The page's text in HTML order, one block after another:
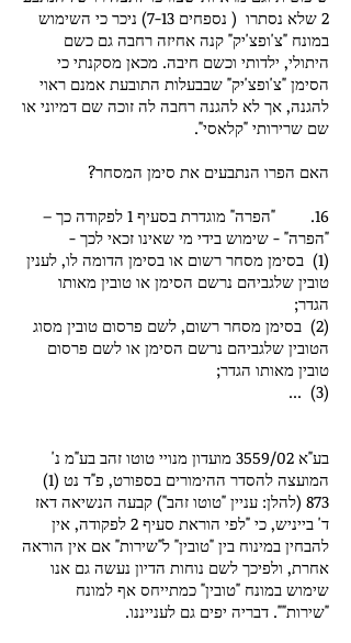
2 שלא נסתרו ( נספחים 7-13) ניכר כי השימוש
במונח "צ'ופצ'יק" קנה אחיזה רחבה גם כשם
היתולי, ילדותי וכשם חיבה. מכאן מסקנתי כי
הסימן "צ'ופצ'יק" שבבעלות התובעת אמנם ראוי
להגנה, אך לא להגנה רחבה לה זוכה שם דמיוני או
שם שרירותי "קלאסי".
האם הפרו הנתבעים את סימן המסחר?
16. "הפרה" מוגדרת בסעיף 1 לפקודה כך –
"הפרה" - שימוש בידי מי שאינו זכאי לכך -
(1) בסימן מסחר רשום או בסימן הדומה לו, לענין
טובין שלגביהם נרשם הסימן או טובין מאותו
הגדר;
(2) בסימן מסחר רשום, לשם פרסום טובין מסוג
הטובין שלגביהם נרשם הסימן או לשם פרסום
טובין מאותו הגדר;
(3) ...
בע"א 3559/02 מועדון מנויי טוטו זהב בע"מ נ'
המועצה להסדר ההימורים בספורט, פ"ד נט (1)
873 (להלן: עניין "טוטו זהב") קבעה הנשיאה דאז
ד' בייניש, כי "לפי הוראת סעיף 2 לפקודה, אין
להבחין במינוח בין "טובין" ל"שירות" אם אין הוראה
אחרת, ולפיכך לשם נוחות הדיון נעשה גם אנו
שימוש במונח "טובין" כמתייחס אף למונח
"שירות"". דבריה יפים גם לענייננו.